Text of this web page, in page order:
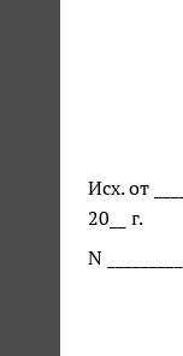
Исх. от
20__ г.
N